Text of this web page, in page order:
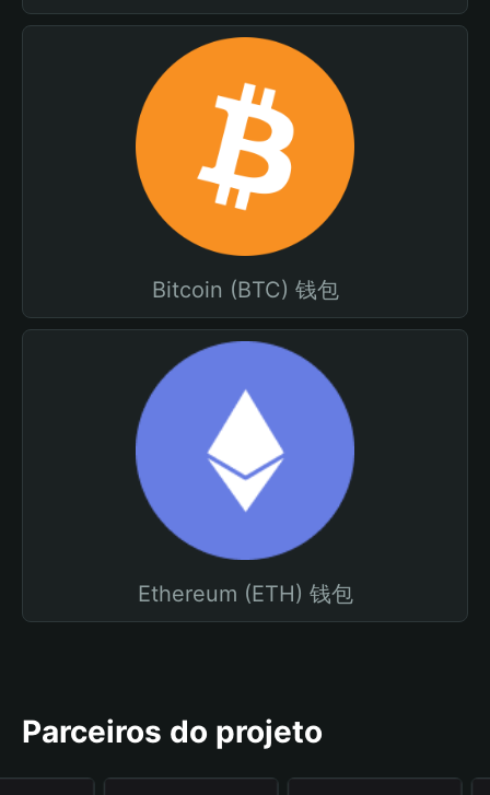
Bitcoin (BTC) 钱包
Ethereum (ETH) 钱包
Parceiros do projeto